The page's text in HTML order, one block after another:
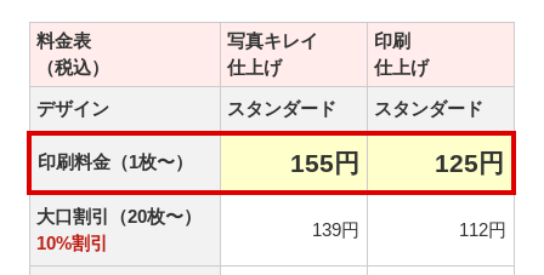
料金表
（税込）
写真キレイ
仕上げ
印刷
仕上げ
デザイン
スタンダード スタンダード
印刷料金（1枚〜） 155円 125円
大口割引（20枚〜）
10%割引
139円 112円